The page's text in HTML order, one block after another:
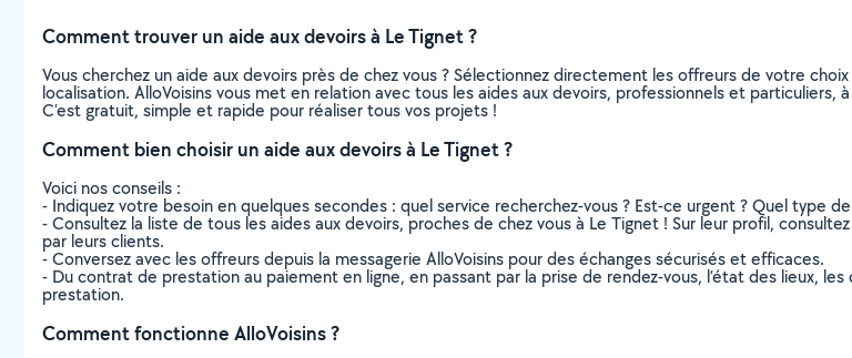
Comment trouver un aide aux devoirs à Le Tignet ?
Vous cherchez un aide aux devoirs près de chez vous ? Sélectionnez directement les offreurs de votre
localisation. AlloVoisins vous met en relation avec tous les aides aux devoirs, professionnels et
C’est gratuit, simple et rapide pour réaliser tous vos projets !
Comment bien choisir un aide aux devoirs à Le Tignet ?
Voici nos conseils :
- Indiquez votre besoin en quelques secondes : quel service recherchez-vous ? Est-ce urgent ? Quel type
- Consultez la liste de tous les aides aux devoirs, proches de chez vous à Le Tignet ! Sur leur profil,
par leurs clients.
- Conversez avec les offreurs depuis la messagerie AlloVoisins pour des échanges sécurisés et efficaces.
- Du contrat de prestation au paiement en ligne, en passant par la prise de rendez-vous, l’état des lieux,
prestation.
Comment fonctionne AlloVoisins ?